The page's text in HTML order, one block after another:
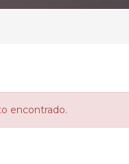
encontrado.